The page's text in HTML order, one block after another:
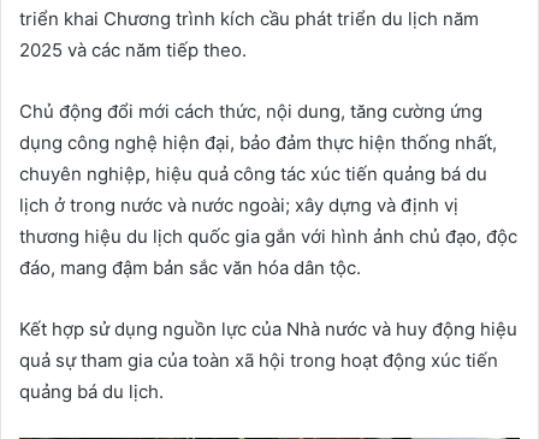
triển khai Chương trình kích cầu phát triển du lịch năm
2025 và các năm tiếp theo.
Chủ động đổi mới cách thức, nội dung, tăng cường ứng
dụng công nghệ hiện đại, bảo đảm thực hiện thống nhất,
chuyên nghiệp, hiệu quả công tác xúc tiến quảng bá du
lịch ở trong nước và nước ngoài; xây dựng và định vị
thương hiệu du lịch quốc gia gắn với hình ảnh chủ đạo, độc
đáo, mang đậm bản sắc văn hóa dân tộc.
Kết hợp sử dụng nguồn lực của Nhà nước và huy động hiệu
quả sự tham gia của toàn xã hội trong hoạt động xúc tiến
quảng bá du lịch.